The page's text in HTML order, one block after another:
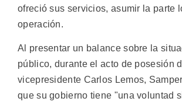
ofreció sus servicios, asumir la parte
operación.
Al presentar un balance sobre la
público, durante el acto de posesión
vicepresidente Carlos Lemos,
que su gobierno tiene "una voluntad